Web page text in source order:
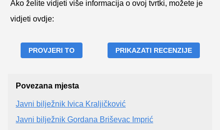
Ako želite vidjeti više informacija o ovoj tvrtki, možete je
vidjeti ovdje:
PROVJERI TO PRIKAZATI RECENZIJE
Povezana mjesta
Javni bilježnik Ivica Kraljičković
Javni bilježnik Gordana Briševac Imprić